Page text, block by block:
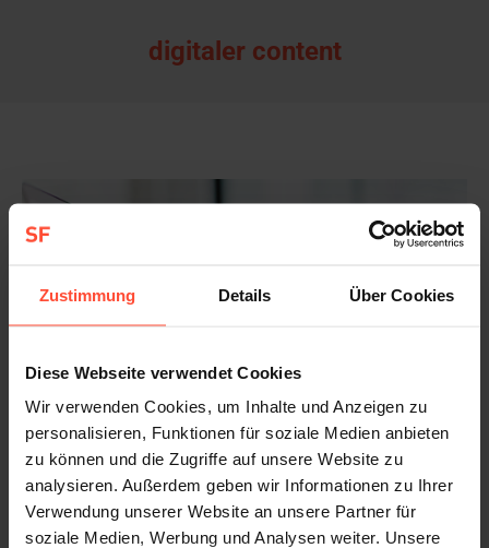
Zustimmung Details Über Cookies
Diese Webseite verwendet Cookies
Wir verwenden Cookies, um Inhalte und Anzeigen zu
personalisieren, Funktionen für soziale Medien anbieten
zu können und die Zugriffe auf unsere Website zu
analysieren. Außerdem geben wir Informationen zu Ihrer
Verwendung unserer Website an unsere Partner für
soziale Medien, Werbung und Analysen weiter. Unsere
digitaler content